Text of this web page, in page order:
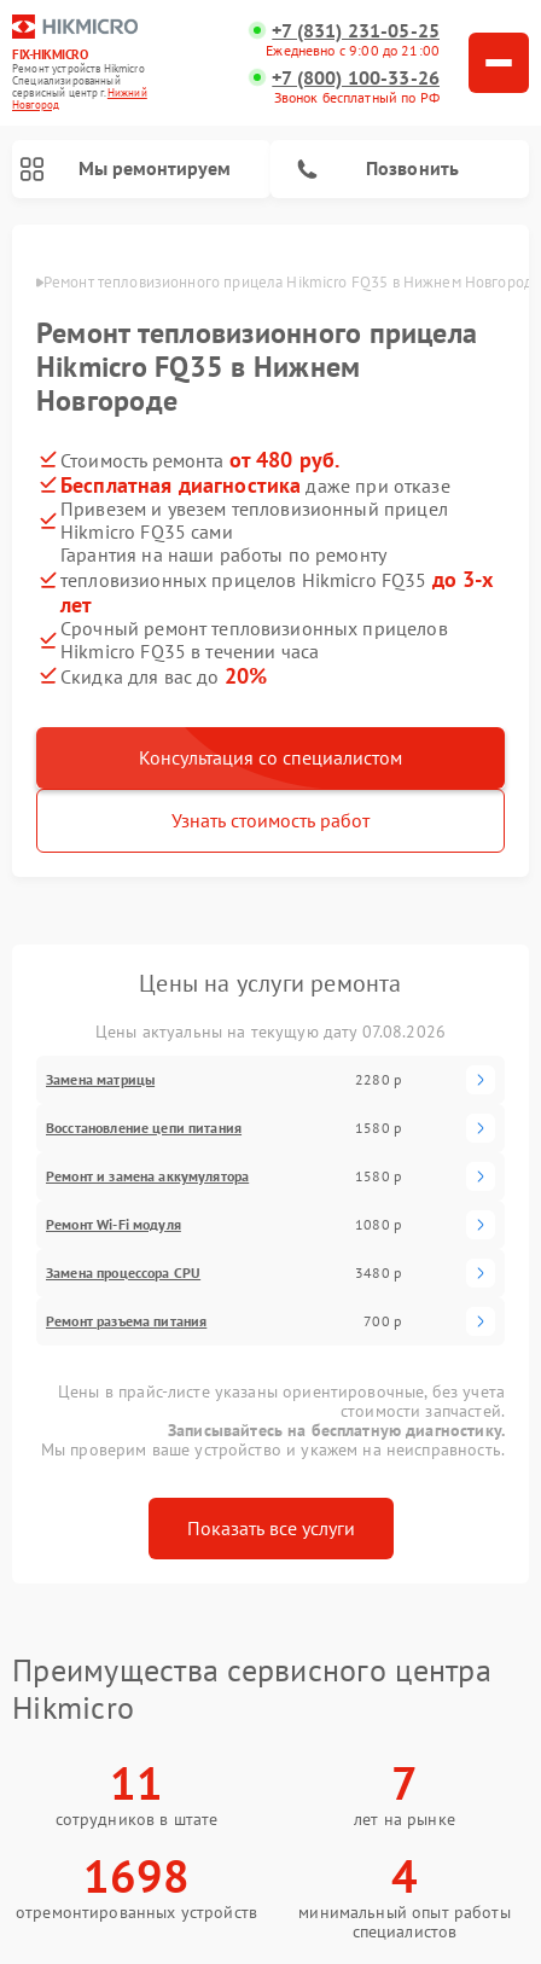
FIX-HIKMICRO
Ремонт устройств Hikmicro
Специализированный
cервисный центр г.Нижний
Новгород
+7 (831) 231-05-25
Ежедневно с 9:00 до 21:00
+7 (800) 100-33-26
Звонок бесплатный по РФ
Мы ремонтируем Позвонить
Ремонт тепловизионного прицела Hikmicro FQ35 в Нижнем Новгороде
Ремонт тепловизионного прицела
Hikmicro FQ35 в Нижнем
Новгороде
Стоимость ремонта от 480 руб.
Бесплатная диагностика даже при отказе
Привезем и увезем тепловизионный прицел
Hikmicro FQ35 сами
Гарантия на наши работы по ремонту
тепловизионных прицелов Hikmicro FQ35 до 3-х
лет
Срочный ремонт тепловизионных прицелов
Hikmicro FQ35 в течении часа
Скидка для вас до 20%
Консультация со специалистом
Узнать стоимость работ
Цены на услуги ремонта
Цены актуальны на текущую дату 07.08.2026
Замена матрицы 2280 р
Восстановление цепи питания 1580 р
Ремонт и замена аккумулятора 1580 р
Ремонт Wi-Fi модуля 1080 р
Замена процессора CPU 3480 р
Ремонт разъема питания 700 р
Цены в прайс-листе указаны ориентировочные, без учета
стоимости запчастей.
Записывайтесь на бесплатную диагностику.
Мы проверим ваше устройство и укажем на неисправность.
Показать все услуги
Преимущества сервисного центра
Hikmicro
11
сотрудников в штате
7
лет на рынке
1698
отремонтированных устройств
4
минимальный опыт работы
специалистов